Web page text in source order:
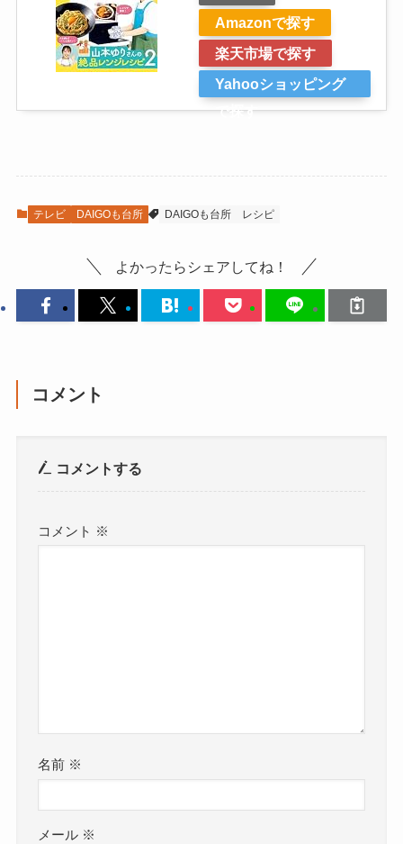
Amazonで探す
楽天市場で探す
Yahooショッピング
で探す
テレビ DAIGOも台所 DAIGOも台所 レシピ
よかったらシェアしてね！
コメント
コメントする
コメント ※
名前 ※
メール ※